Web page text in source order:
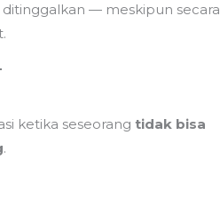
ditinggalkan — meskipun secara
ketika seseorangtidak bisa
.